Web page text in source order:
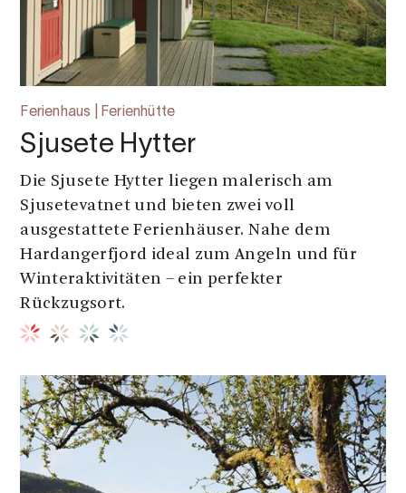
Ferienhaus | Ferienhütte
Sjusete Hytter
Die Sjusete Hytter liegen malerisch am
Sjusetevatnet und bieten zwei voll
ausgestattete Ferienhäuser. Nahe dem
Hardangerfjord ideal zum Angeln und für
Winteraktivitäten – ein perfekter
Rückzugsort.